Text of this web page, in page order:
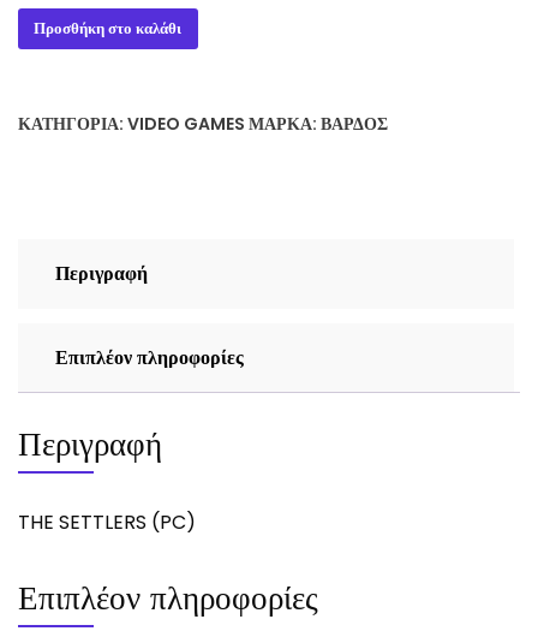
4,25 €.είναι:
2,50 €.
THE
SETTLERS
Προσθήκη στο καλάθι
ΚΑΤΗΓΟΡΊΑ: VIDEO GAMES ΜΆΡΚΑ: ΒΆΡΔΟΣ
Περιγραφή
Επιπλέον πληροφορίες
Περιγραφή
THE SETTLERS (PC)
Επιπλέον πληροφορίες